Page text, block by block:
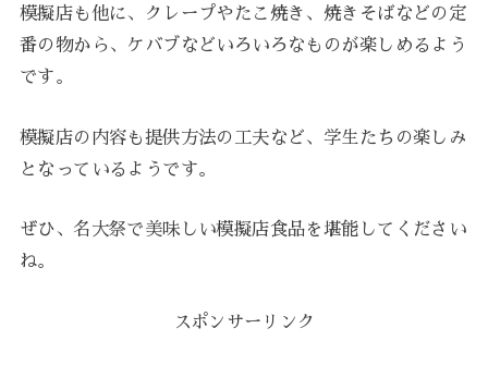
模擬店も他に、クレープやたこ焼き、焼きそばなどの定
番の物から、ケバブなどいろいろなものが楽しめるよう
です。
模擬店の内容も提供方法の工夫など、学生たちの楽しみ
となっているようです。
ぜひ、名大祭で美味しい模擬店食品を堪能してください
ね。
スポンサーリンク